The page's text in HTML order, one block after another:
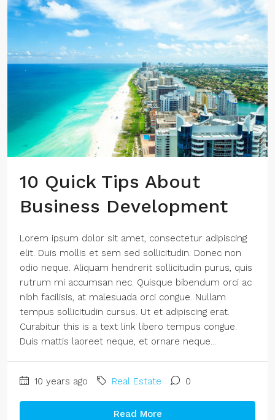
10 Quick Tips About
Business Development
Lorem ipsum dolor sit amet, consectetur adipiscing
elit. Duis mollis et sem sed sollicitudin. Donec non
odio neque. Aliquam hendrerit sollicitudin purus, quis
rutrum mi accumsan nec. Quisque bibendum orci ac
nibh facilisis, at malesuada orci congue. Nullam
tempus sollicitudin cursus. Ut et adipiscing erat.
Curabitur this is a text link libero tempus congue.
Duis mattis laoreet neque, et ornare neque...
10 years ago Real Estate 0
Read More